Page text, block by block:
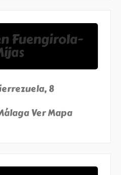
Fuengirola-
8
Ver Mapa